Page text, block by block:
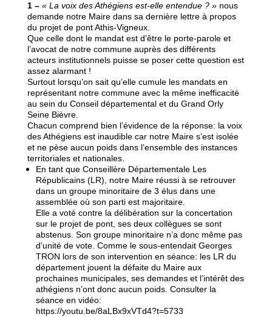
1 – « La voix des Athégiens est-elle entendue ? »nous
demande notre Maire dans sa dernière lettre à propos
du projet de pont Athis-Vigneux.
Que celle dont le mandat est d’être le porte-parole et
l’avocat de notre commune auprès des différents
acteurs institutionnels puisse se poser cette question est
assez alarmant !
Surtout lorsqu’on sait qu’elle cumule les mandats en
représentant notre commune avec la même inefficacité
au sein du Conseil départemental et du Grand Orly
Seine Bièvre.
Chacun comprend bien l’évidence de la réponse: la voix
des Athégiens est inaudible car notre Maire s’est isolée
et ne pèse aucun poids dans l’ensemble des instances
territoriales et nationales.
En tant que Conseillère Départementale Les
Républicains (LR), notre Maire réussi à se retrouver
dans un groupe minoritaire de 3 élus dans une
assemblée où son parti est majoritaire.
Elle a voté contre la délibération sur la concertation
sur le projet de pont, ses deux collègues se sont
abstenus. Son groupe minoritaire n’a donc même pas
d’unité de vote. Comme le sous-entendait Georges
TRON lors de son intervention en séance: les LR du
département jouent la défaite du Maire aux
prochaines municipales, ses demandes et l’intérêt des
athégiens n’ont donc aucun poids. Consulter la
séance en vidéo:
https://youtu.be/8aLBx9xVTd4?t=5733